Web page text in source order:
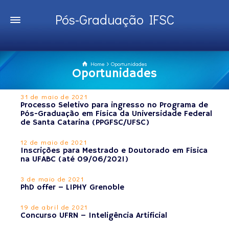
Pós-Graduação IFSC
Home Oportunidades
Oportunidades
31 de maio de 2021
Processo Seletivo para ingresso no Programa de
Pós-Graduação em Física da Universidade Federal
de Santa Catarina (PPGFSC/UFSC)
12 de maio de 2021
Inscrições para Mestrado e Doutorado em Física
na UFABC (até 09/06/2021)
3 de maio de 2021
PhD offer – LIPHY Grenoble
19 de abril de 2021
Concurso UFRN – Inteligência Artificial